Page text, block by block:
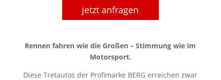
jetzt anfragen
Rennen fahren wie die Großen – Stimmung wie im
Motorsport.
Diese Tretautos der Profimarke BERG erreichen zwar